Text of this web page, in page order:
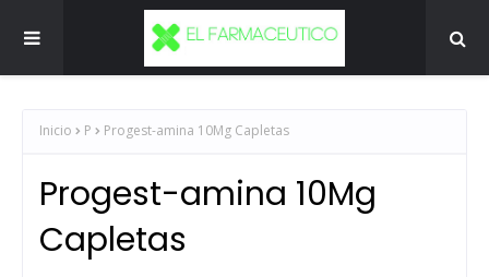
Inicio P Progest-amina 10Mg Capletas
Progest-amina 10Mg
Capletas